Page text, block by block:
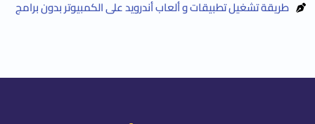
طريقة تشغيل تطبيقات و ألعاب أندرويد على الكمبيوتر بدون برامج